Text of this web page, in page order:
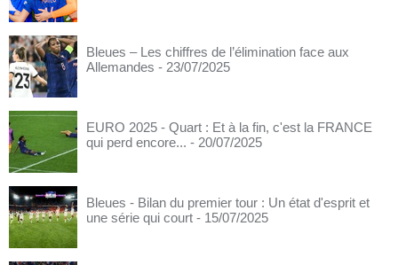
Bleues – Les chiffres de l’élimination face aux
Allemandes - 23/07/2025
EURO 2025 - Quart : Et à la fin, c'est la FRANCE
qui perd encore... - 20/07/2025
Bleues - Bilan du premier tour : Un état d'esprit et
une série qui court - 15/07/2025